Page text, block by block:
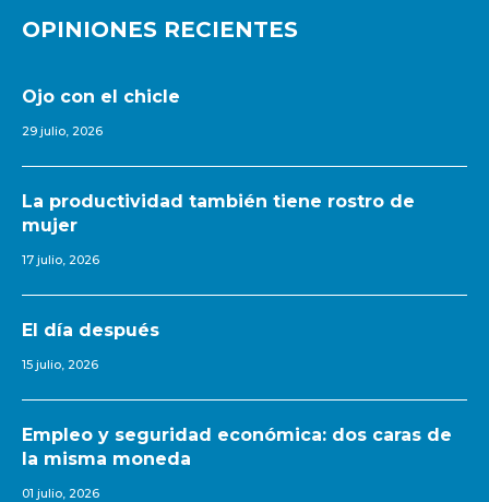
OPINIONES RECIENTES
Ojo con el chicle
29 julio, 2026
La productividad también tiene rostro de
mujer
17 julio, 2026
El día después
15 julio, 2026
Empleo y seguridad económica: dos caras de
la misma moneda
01 julio, 2026